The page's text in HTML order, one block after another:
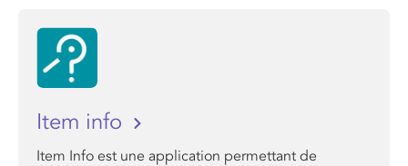
Item info
Item Info est une application permettant de